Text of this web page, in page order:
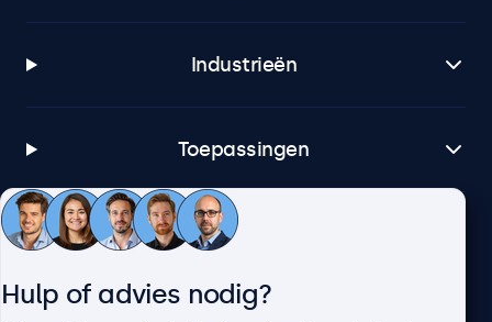
Industrieën
Toepassingen
Klantenservice
Hulp of advies nodig?